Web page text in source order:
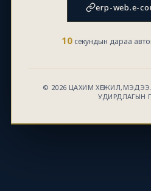
erp-web.e-
10секундын дараа
© 2026 ЦАХИМ
УДИРДЛАГЫН